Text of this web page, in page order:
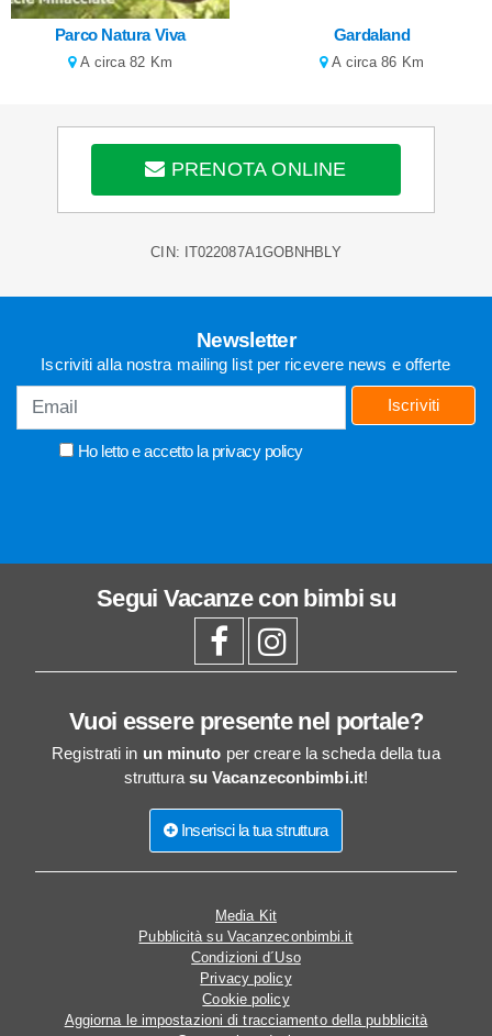
Parco Natura Viva
A circa 82 Km
Gardaland
A circa 86 Km
PRENOTA ONLINE
CIN: IT022087A1GOBNHBLY
Newsletter
Iscriviti alla nostra mailing list per ricevere news e offerte
Ho letto e accetto la privacy policy
Iscriviti
Segui Vacanze con bimbi su
Vuoi essere presente nel portale?
Registrati in un minuto per creare la scheda della tua
struttura su Vacanzeconbimbi.it!
Inserisci la tua struttura
Media Kit
Pubblicità su Vacanzeconbimbi.it
Condizioni d´Uso
Privacy policy
Cookie policy
Aggiorna le impostazioni di tracciamento della pubblicità